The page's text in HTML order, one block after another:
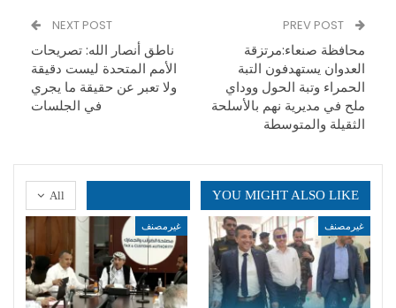
محافظة صنعاء:مرتزقة
العدوان يستهدفون التبة
الحمراء وتبة الحول ووداي
ملح في مديرية نهم بالأسلحة
الثقيلة والمتوسطة
NEXT POST
ناطق أنصار الله: تصريحات
الأمم المتحدة ليست دقيقة
ولا تعبر عن حقيقة ما يجري
في الجلسات
All YOU MIGHT ALSO LIKE
غيرمصنف غيرمصنف